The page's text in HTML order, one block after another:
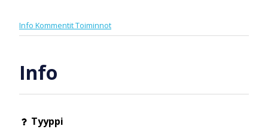
Info KommentitToiminnot
Info
Tyyppi